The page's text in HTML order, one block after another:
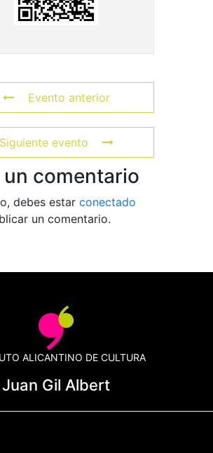
Evento anterior
Siguiente evento
un comentario
debes estar conectado
un comentario.
ALICANTINO DE CULTURA
Juan Gil Albert